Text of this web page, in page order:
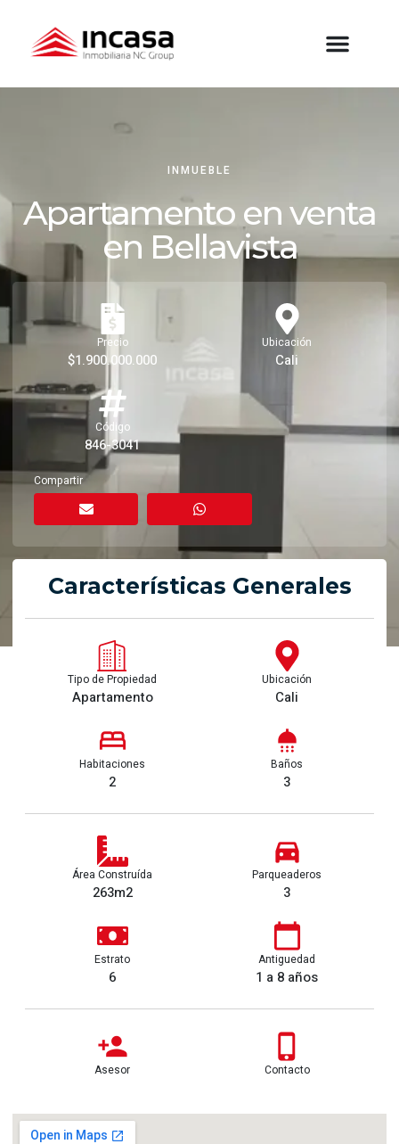
INMUEBLE
Apartamento en venta
en Bellavista
Precio
$1.900.000.000
Ubicación
Cali
Código
846-3041
Compartir
Características Generales
Tipo de Propiedad
Apartamento
Ubicación
Cali
Habitaciones
2
Baños
3
Área Construída
263m2
Parqueaderos
3
Estrato
6
Antiguedad
1 a 8 años
Asesor Contacto